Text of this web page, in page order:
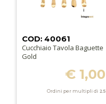
COD: 40061
Cucchiaio Tavola Baguette
Gold
€ 1,00
Ordini per multipli di 25